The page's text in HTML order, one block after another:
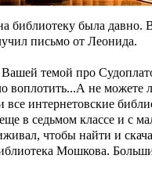
библиотеку была давно.
письмо от Леонида.
темой про
воплотить...А не можете
все интернетовские
в седьмом классе и с
чтобы найти и
Мошкова.